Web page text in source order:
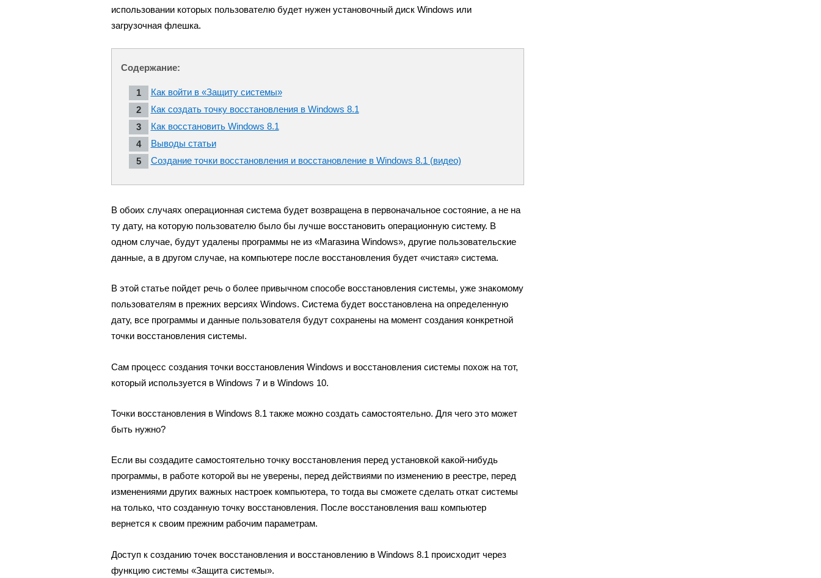
использовании которых пользователю будет нужен установочный диск Windows или
загрузочная флешка.
Содержание:
Как войти в «Защиту системы»
Как создать точку восстановления в Windows 8.1
Как восстановить Windows 8.1
Выводы статьи
Создание точки восстановления и восстановление в Windows 8.1 (видео)
В обоих случаях операционная система будет возвращена в первоначальное состояние, а не на
ту дату, на которую пользователю было бы лучше восстановить операционную систему. В
одном случае, будут удалены программы не из «Магазина Windows», другие пользовательские
данные, а в другом случае, на компьютере после восстановления будет «чистая» система.
В этой статье пойдет речь о более привычном способе восстановления системы, уже знакомому
пользователям в прежних версиях Windows. Система будет восстановлена на определенную
дату, все программы и данные пользователя будут сохранены на момент создания конкретной
точки восстановления системы.
Сам процесс создания точки восстановления Windows и восстановления системы похож на тот,
который используется в Windows 7 и в Windows 10.
Точки восстановления в Windows 8.1 также можно создать самостоятельно. Для чего это может
быть нужно?
Если вы создадите самостоятельно точку восстановления перед установкой какой-нибудь
программы, в работе которой вы не уверены, перед действиями по изменению в реестре, перед
изменениями других важных настроек компьютера, то тогда вы сможете сделать откат системы
на только, что созданную точку восстановления. После восстановления ваш компьютер
вернется к своим прежним рабочим параметрам.
Доступ к созданию точек восстановления и восстановлению в Windows 8.1 происходит через
функцию системы «Защита системы».